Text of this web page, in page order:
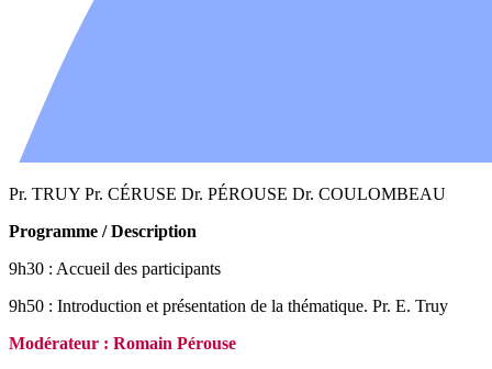
Pr. TRUY Pr. CÉRUSE Dr. PÉROUSE Dr. COULOMBEAU
Programme / Description
9h30 : Accueil des participants
9h50 : Introduction et présentation de la thématique. Pr. E. Truy
Modérateur : Romain Pérouse